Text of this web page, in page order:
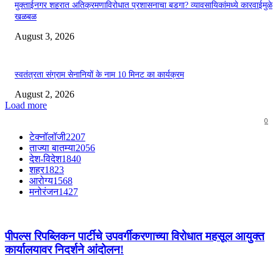
मुक्ताईनगर शहरात अतिक्रमणाविरोधात प्रशासनाचा बडगा? व्यावसायिकांमध्ये कारवाईमुळे
खळबळ
August 3, 2026
स्वतंत्रता संग्राम सेनानियों के नाम 10 मिनट का कार्यक्रम
August 2, 2026
Load more
0
टेक्नॉलॉजी2207
ताज्या बातम्या2056
देश-विदेश1840
शहर1823
आरोग्य1568
मनोरंजन1427
पीपल्स रिपब्लिकन पार्टीचे उपवर्गीकरणाच्या विरोधात महसूल आयुक्त
कार्यालयावर निदर्शने आंदोलन!